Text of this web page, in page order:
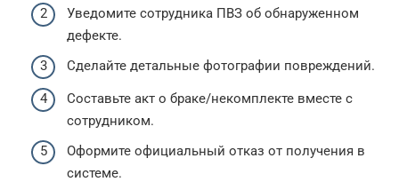
Уведомите сотрудника ПВЗ об обнаруженном
дефекте.
Сделайте детальные фотографии повреждений.
Составьте акт о браке/некомплекте вместе с
сотрудником.
Оформите официальный отказ от получения в
системе.